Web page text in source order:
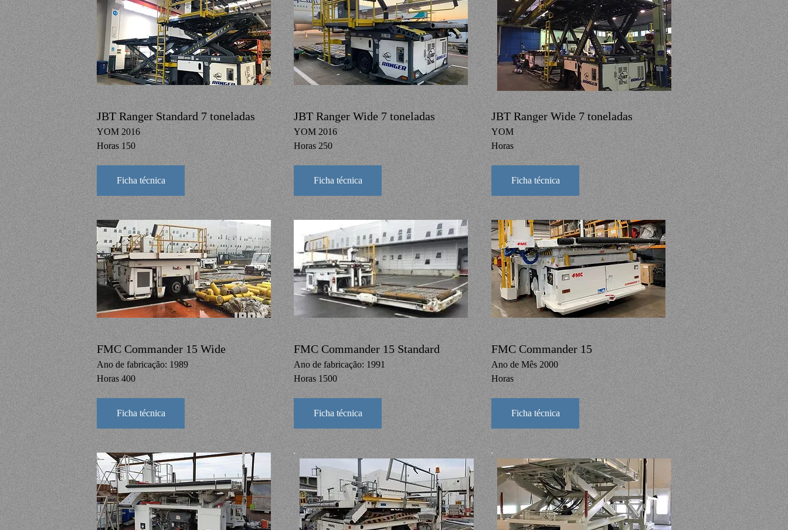
JBT Ranger Standard 7 toneladas
YOM 2016
Horas 150
Ficha técnica
JBT Ranger Wide 7 toneladas
YOM 2016
Horas 250
Ficha técnica
JBT Ranger Wide 7 toneladas
YOM
Horas
Ficha técnica
FMC Commander 15 Wide
Ano de fabricação: 1989
Horas 400
Ficha técnica
FMC Commander 15 Standard
Ano de fabricação: 1991
Horas 1500
Ficha técnica
FMC Commander 15
Ano de Mês 2000
Horas
Ficha técnica